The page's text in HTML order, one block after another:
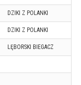
DZIKI Z POLANKI
DZIKI Z POLANKI
LĘBORSKI BIEGACZ